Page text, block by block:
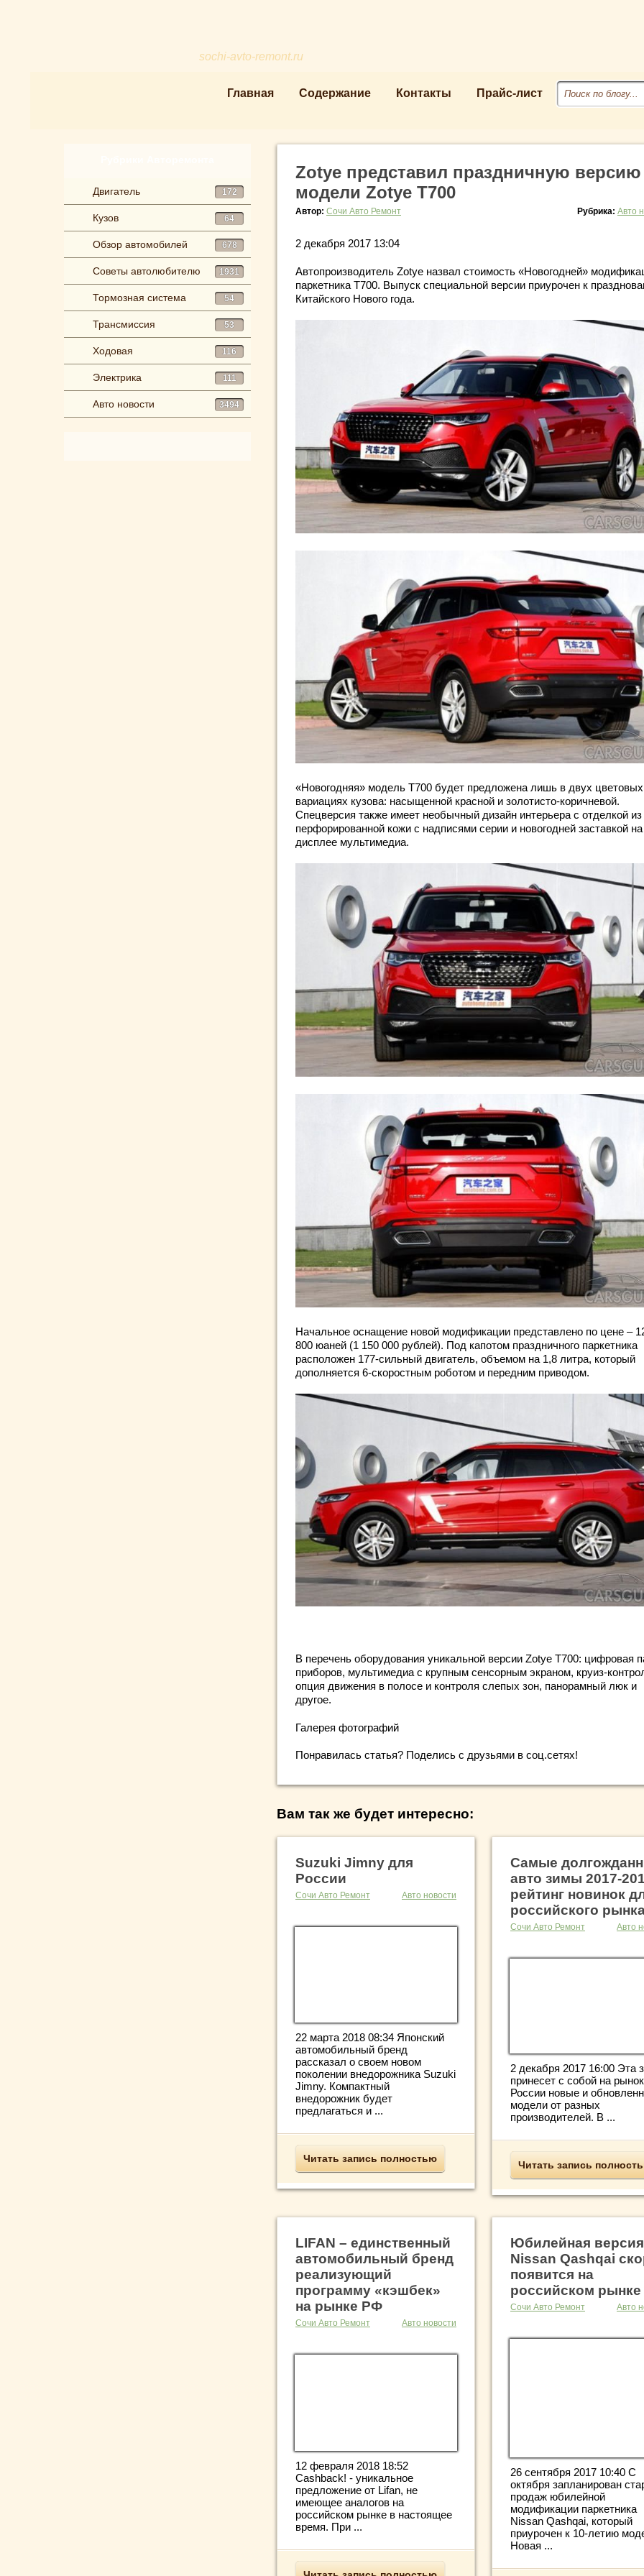
sochi-avto-remont.ru
Главная Содержание Контакты Прайс-лист
Двигатель 172
Кузов 64
Обзор автомобилей 678
Советы автолюбителю 1931
Тормозная система 54
Трансмиссия 53
Ходовая 116
Электрика 111
Авто новости 3494
Zotye представил праздничную версию
модели Zotye T700
Автор: Сочи Авто Ремонт Рубрика: Авто
2 декабря 2017 13:04
Автопроизводитель Zotye назвал стоимость «Новогодней»
паркетника T700. Выпуск специальной версии приурочен к
Китайского Нового года.
«Новогодняя» модель T700 будет предложена лишь в двух цветовых
вариациях кузова: насыщенной красной и золотисто-коричневой.
Спецверсия также имеет необычный дизайн интерьера с отделкой из
перфорированной кожи с надписями серии и новогодней заставкой на
дисплее мультимедиа.
Начальное оснащение новой модификации представлено по цене –
800 юаней (1 150 000 рублей). Под капотом праздничного паркетника
расположен 177-сильный двигатель, объемом на 1,8 литра, который
дополняется 6-скоростным роботом и передним приводом.
В перечень оборудования уникальной версии Zotye T700: цифровая
приборов, мультимедиа с крупным сенсорным экраном, круиз-
опция движения в полосе и контроля слепых зон, панорамный люк и
другое.
Галерея фотографий
Понравилась статья? Поделись с друзьями в соц.сетях!
Вам так же будет интересно:
Suzuki Jimny для
России
Сочи Авто Ремонт Авто новости
22 марта 2018 08:34 Японский
автомобильный бренд
рассказал о своем новом
поколении внедорожника Suzuki
Jimny. Компактный
внедорожник будет
предлагаться и ...
Читать запись полностью
Самые
авто зимы 2017-
рейтинг новинок
российского
Сочи Авто Ремонт Авто
2 декабря 2017 16:00 Эта
принесет с собой на рынок
России новые и
модели от разных
производителей. В ...
Читать запись
LIFAN – единственный
автомобильный бренд
реализующий
программу «кэшбек»
на рынке РФ
Сочи Авто Ремонт Авто новости
12 февраля 2018 18:52
Cashback! - уникальное
предложение от Lifan, не
имеющее аналогов на
российском рынке в настоящее
время. При ...
Юбилейная версия
Nissan Qashqai
появится на
российском рынке
Сочи Авто Ремонт Авто
26 сентября 2017 10:40 С
октября запланирован
продаж юбилейной
модификации паркетника
Nissan Qashqai, который
приурочен к 10-летию
Новая ...